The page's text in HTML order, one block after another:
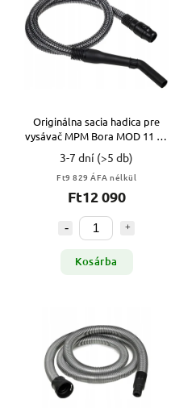
Originálna sacia hadica pre
vysávač MPM Bora MOD 11 so
západkami
3-7 dní (>5 db)
Ft9 829 ÁFA nélkül
Ft12 090
Kosárba